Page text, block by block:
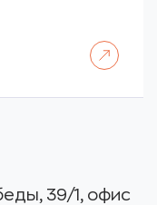
39/1, офис